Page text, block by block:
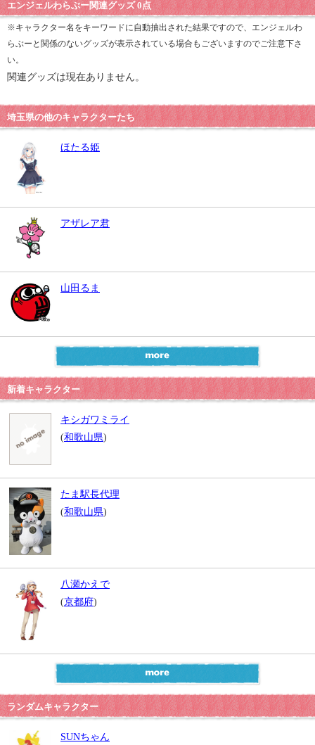
エンジェルわらぶー関連グッズ 0点
※キャラクター名をキーワードに自動抽出された結果ですので、エンジェルわ
らぶーと関係のないグッズが表示されている場合もございますのでご注意下さ
い。
関連グッズは現在ありません。
埼玉県の他のキャラクターたち
ほたる姫
アザレア君
山田るま
新着キャラクター
キシガワミライ
(和歌山県)
たま駅長代理
(和歌山県)
八瀬かえで
(京都府)
ランダムキャラクター
SUNちゃん